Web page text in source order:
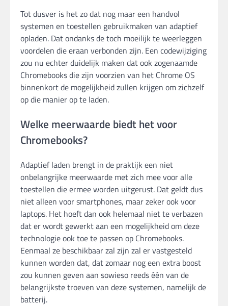
Tot dusver is het zo dat nog maar een handvol
systemen en toestellen gebruikmaken van adaptief
opladen. Dat ondanks de toch moeilijk te weerleggen
voordelen die eraan verbonden zijn. Een codewijziging
zou nu echter duidelijk maken dat ook zogenaamde
Chromebooks die zijn voorzien van het Chrome OS
binnenkort de mogelijkheid zullen krijgen om zichzelf
op die manier op te laden.
Welke meerwaarde biedt het voor
Chromebooks?
Adaptief laden brengt in de praktijk een niet
onbelangrijke meerwaarde met zich mee voor alle
toestellen die ermee worden uitgerust. Dat geldt dus
niet alleen voor smartphones, maar zeker ook voor
laptops. Het hoeft dan ook helemaal niet te verbazen
dat er wordt gewerkt aan een mogelijkheid om deze
technologie ook toe te passen op Chromebooks.
Eenmaal ze beschikbaar zal zijn zal er vastgesteld
kunnen worden dat, dat zomaar nog een extra boost
zou kunnen geven aan sowieso reeds één van de
belangrijkste troeven van deze systemen, namelijk de
batterij.